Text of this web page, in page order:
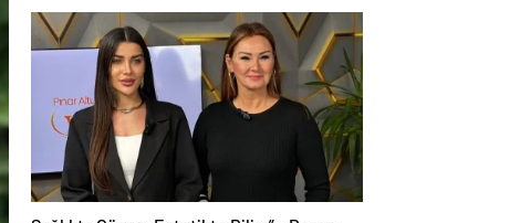
TEDAVİ ve ROBOTİK
REHABİLİTASYON
MERKEZİ AÇILDI
BAŞLADI